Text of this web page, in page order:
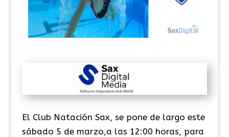
El Club Natación Sax, se pone de largo este
sábado 5 de marzo,a las 12:00 horas, para